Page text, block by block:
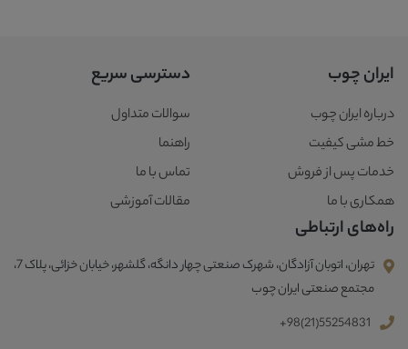
ایران چوب
درباره ایران چوب
خط مشی کیفیت
خدمات پس از فروش
همکاری با ما
دسترسی سریع
سوالات متداول
راهنما
تماس با ما
مقالات آموزشی
راه‌های ارتباطی
تهران، اتوبان آزادگان، شهرک صنعتی چهار دانگه، گلشهر، خیابان خزائی، پلاک 7،
مجتمع صنعتی ایران چوب
+98(21)55254831